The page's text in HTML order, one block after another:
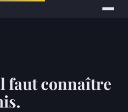
faut connaître